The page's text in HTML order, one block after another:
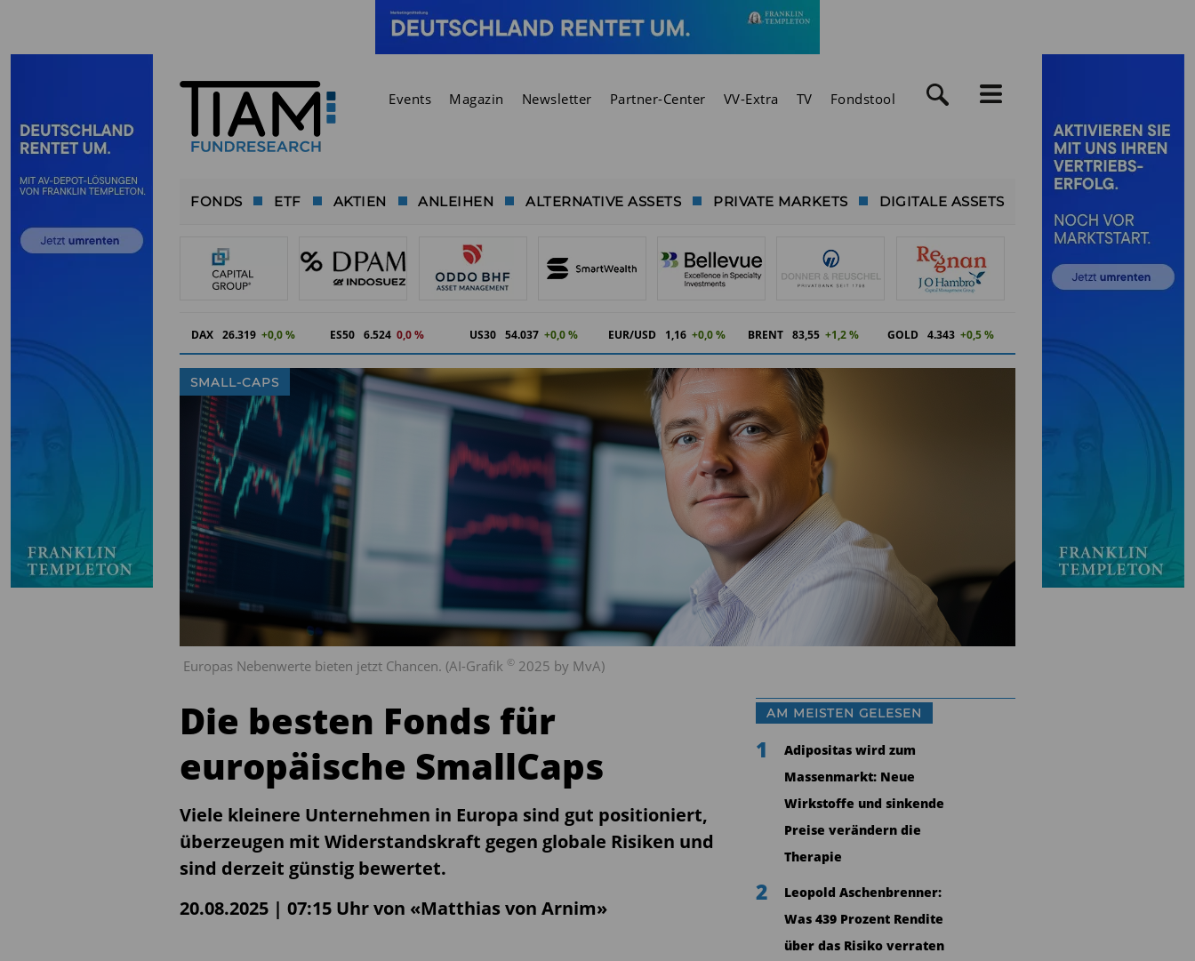
Events Magazin Newsletter Partner-Center VV-Extra TV Fondstool
FONDS ETF AKTIEN ANLEIHEN ALTERNATIVE ASSETS PRIVATE MARKETS DIGITALE ASSETS
DAX 26.319 +0,0 % ES50 6.524 0,0 % US30 54.037 +0,0 % EUR/USD 1,16 +0,0 % BRENT 83,55 +1,2 % GOLD 4.343 +0,5 %
Europas Nebenwerte bieten jetzt Chancen. (AI-Grafik © 2025 by MvA)
SMALL-CAPS
Die besten Fonds für
europäische SmallCaps
Viele kleinere Unternehmen in Europa sind gut positioniert,
überzeugen mit Widerstandskraft gegen globale Risiken und
sind derzeit günstig bewertet.
20.08.2025 | 07:15 Uhr von «Matthias von Arnim»
AM MEISTEN GELESEN
1
Adipositas wird zum
Massenmarkt: Neue
Wirkstoffe und sinkende
Preise verändern die
Therapie
2
Leopold Aschenbrenner:
Was 439 Prozent Rendite
über das Risiko verraten